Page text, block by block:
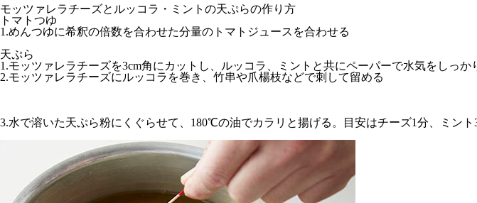
モッツァレラチーズとルッコラ・ミントの天ぷらの作り方
トマトつゆ
1.めんつゆに希釈の倍数を合わせた分量のトマトジュースを合わせる
天ぷら
1.モッツァレラチーズを3cm角にカットし、ルッコラ、ミントと共にペーパーで水気をしっか
2.モッツァレラチーズにルッコラを巻き、竹串や爪楊枝などで刺して留める
3.水で溶いた天ぷら粉にくぐらせて、180℃の油でカラリと揚げる。目安はチーズ1分、ミン